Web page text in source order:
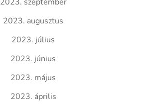
2023. augusztus
2023. július
2023. június
2023. május
2023. április